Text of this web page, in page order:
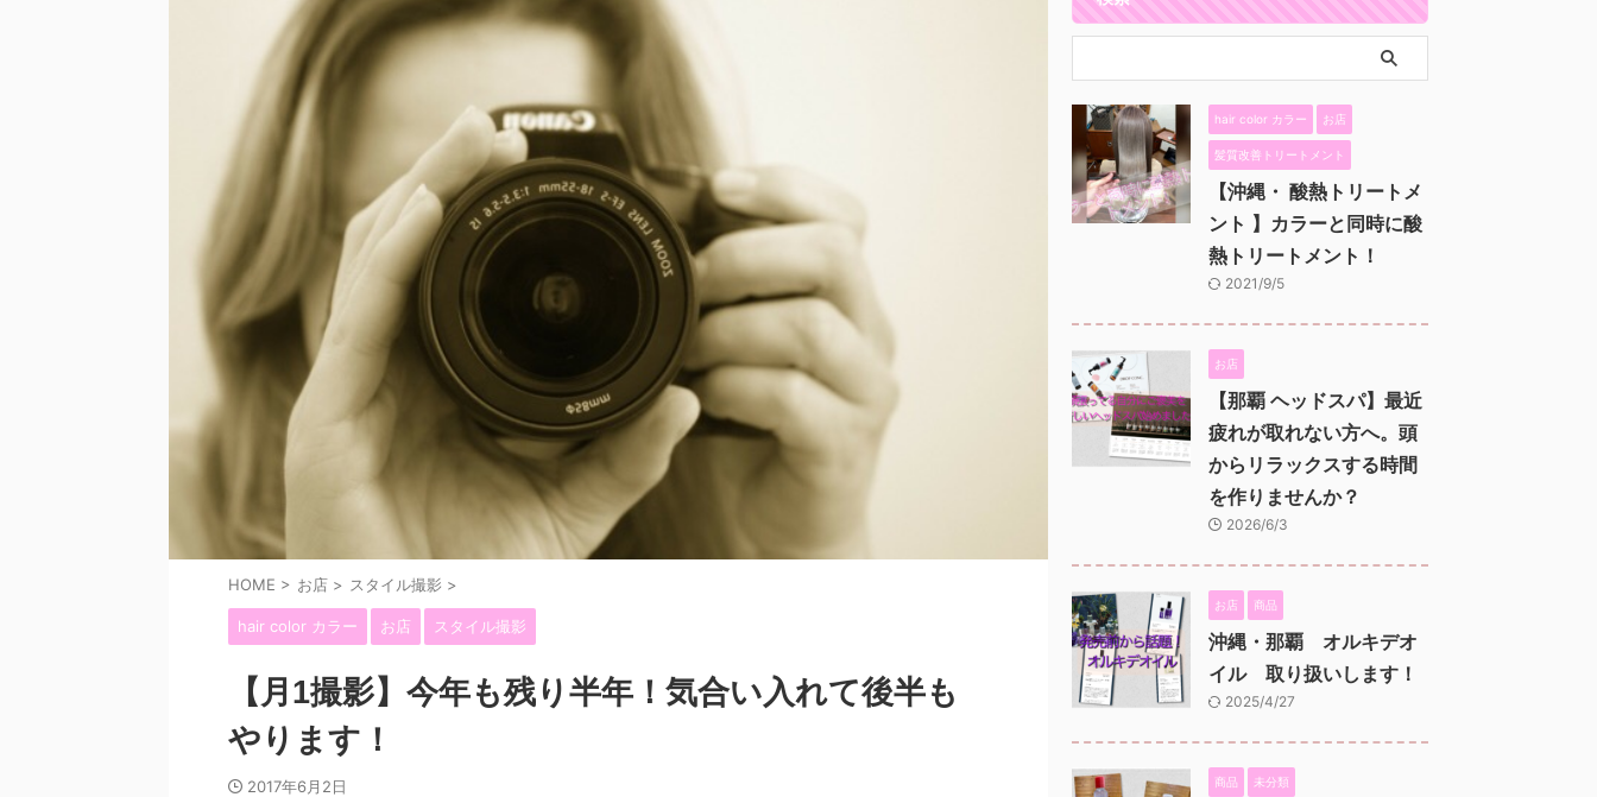
HOME > お店 > スタイル撮影 >
hair color カラー お店 スタイル撮影
【月1撮影】今年も残り半年！気合い入れて後半も
やります！
2017年6月2日
hair color カラー お店
髪質改善トリートメント
【沖縄・ 酸熱トリートメ
ント 】カラーと同時に酸
熱トリートメント！
2021/9/5
お店
【那覇 ヘッドスパ】最近
疲れが取れない方へ。頭
からリラックスする時間
を作りませんか？
2026/6/3
お店 商品
沖縄・那覇 オルキデオ
イル 取り扱いします！
2025/4/27
商品 未分類